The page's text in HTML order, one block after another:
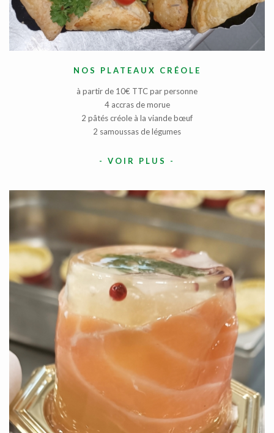
NOS PLATEAUX CRÉOLE
à partir de 10€ TTC par personne
4 accras de morue
2 pâtés créole à la viande bœuf
2 samoussas de légumes
- VOIR PLUS -